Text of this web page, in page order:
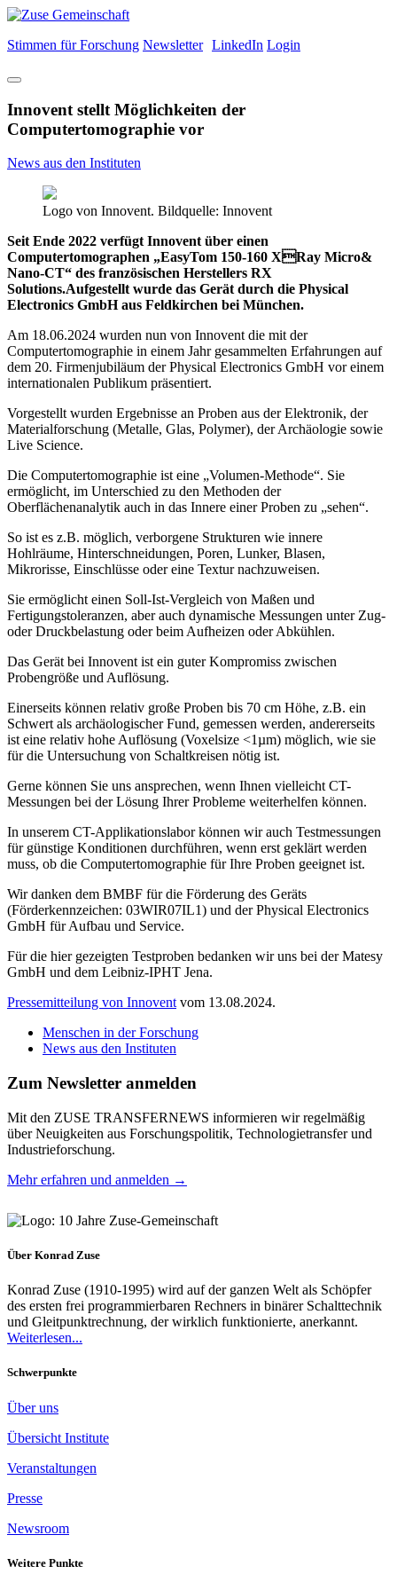
Stimmen für Forschung Newsletter LinkedIn Login
Innovent stellt Möglichkeiten der
Computertomographie vor
News aus den Instituten
Logo von Innovent. Bildquelle: Innovent
Seit Ende 2022 verfügt Innovent über einen
Computertomographen „EasyTom 150-160 XRay Micro&
Nano-CT“ des französischen Herstellers RX
Solutions.Aufgestellt wurde das Gerät durch die Physical
Electronics GmbH aus Feldkirchen bei München.
Am 18.06.2024 wurden nun von Innovent die mit der
Computertomographie in einem Jahr gesammelten Erfahrungen auf
dem 20. Firmenjubiläum der Physical Electronics GmbH vor einem
internationalen Publikum präsentiert.
Vorgestellt wurden Ergebnisse an Proben aus der Elektronik, der
Materialforschung (Metalle, Glas, Polymer), der Archäologie sowie
Live Science.
Die Computertomographie ist eine „Volumen-Methode“. Sie
ermöglicht, im Unterschied zu den Methoden der
Oberflächenanalytik auch in das Innere einer Proben zu „sehen“.
So ist es z.B. möglich, verborgene Strukturen wie innere
Hohlräume, Hinterschneidungen, Poren, Lunker, Blasen,
Mikrorisse, Einschlüsse oder eine Textur nachzuweisen.
Sie ermöglicht einen Soll-Ist-Vergleich von Maßen und
Fertigungstoleranzen, aber auch dynamische Messungen unter Zug-
oder Druckbelastung oder beim Aufheizen oder Abkühlen.
Das Gerät bei Innovent ist ein guter Kompromiss zwischen
Probengröße und Auflösung.
Einerseits können relativ große Proben bis 70 cm Höhe, z.B. ein
Schwert als archäologischer Fund, gemessen werden, andererseits
ist eine relativ hohe Auflösung (Voxelsize <1µm) möglich, wie sie
für die Untersuchung von Schaltkreisen nötig ist.
Gerne können Sie uns ansprechen, wenn Ihnen vielleicht CT-
Messungen bei der Lösung Ihrer Probleme weiterhelfen können.
In unserem CT-Applikationslabor können wir auch Testmessungen
für günstige Konditionen durchführen, wenn erst geklärt werden
muss, ob die Computertomographie für Ihre Proben geeignet ist.
Wir danken dem BMBF für die Förderung des Geräts
(Förderkennzeichen: 03WIR07IL1) und der Physical Electronics
GmbH für Aufbau und Service.
Für die hier gezeigten Testproben bedanken wir uns bei der Matesy
GmbH und dem Leibniz-IPHT Jena.
Pressemitteilung von Innoventvom 13.08.2024.
Menschen in der Forschung
News aus den Instituten
Zum Newsletter anmelden
Mit den ZUSE TRANSFERNEWS informieren wir regelmäßig
über Neuigkeiten aus Forschungspolitik, Technologietransfer und
Industrieforschung.
Mehr erfahren und anmelden →
Über Konrad Zuse
Konrad Zuse (1910-1995) wird auf der ganzen Welt als Schöpfer
des ersten frei programmierbaren Rechners in binärer Schalttechnik
und Gleitpunktrechnung, der wirklich funktionierte, anerkannt.
Weiterlesen...
Schwerpunkte
Über uns
Übersicht Institute
Veranstaltungen
Presse
Newsroom
Weitere Punkte